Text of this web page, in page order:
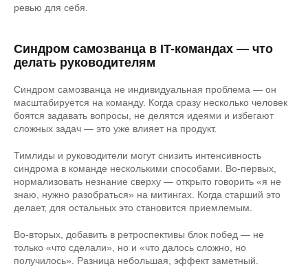
ревью для себя.
Синдром самозванца в IT-командах — что
делать руководителям
Синдром самозванца не индивидуальная проблема — он
масштабируется на команду. Когда сразу несколько человек
боятся задавать вопросы, не делятся идеями и избегают
сложных задач — это уже влияет на продукт.
Тимлиды и руководители могут снизить интенсивность
синдрома в команде несколькими способами. Во-первых,
нормализовать незнание сверху — открыто говорить «я не
знаю, нужно разобраться» на митингах. Когда старший это
делает, для остальных это становится приемлемым.
Во-вторых, добавить в ретроспективы блок побед — не
только «что сделали», но и «что далось сложно, но
получилось». Разница небольшая, эффект заметный.